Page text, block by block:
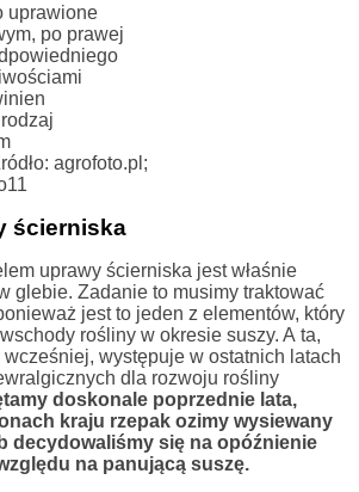
uprawione
po prawej
agrofoto.pl;
ścierniska
uprawy ścierniska jest właśnie
glebie. Zadanie to musimy traktować
jest to jeden z elementów, który
rośliny w okresie suszy. A ta,
występuje w ostatnich latach
dla rozwoju rośliny
doskonale poprzednie lata,
kraju rzepak ozimy wysiewany
decydowaliśmy się na opóźnienie
na panującą suszę.